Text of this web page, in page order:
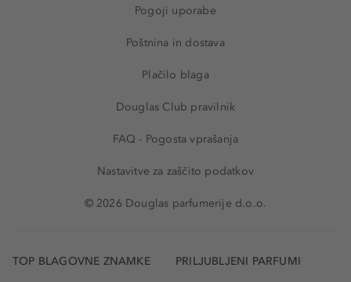
Pogoji uporabe
Poštnina in dostava
Plačilo blaga
Douglas Club pravilnik
FAQ - Pogosta vprašanja
Nastavitve za zaščito podatkov
© 2026 Douglas parfumerije d.o.o.
TOP BLAGOVNE ZNAMKE PRILJUBLJENI PARFUMI